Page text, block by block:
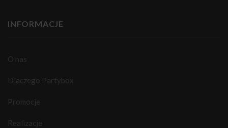
INFORMACJE
O nas
Dlaczego Partybox
Promocje
Realizacje